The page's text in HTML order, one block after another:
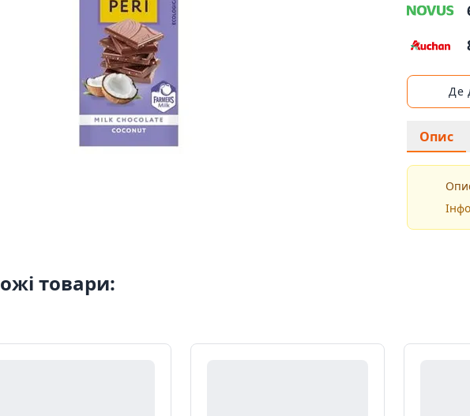
Де
Опис
товари: